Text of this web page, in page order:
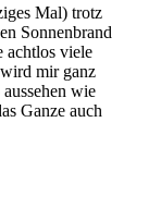
Mal) trotz
Sonnenbrand
achtlos viele
mir ganz
wie
Ganze auch